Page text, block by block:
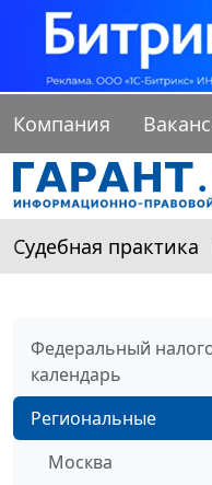
Компания
Судебная практика
Федеральный
календарь
Региональные
Москва